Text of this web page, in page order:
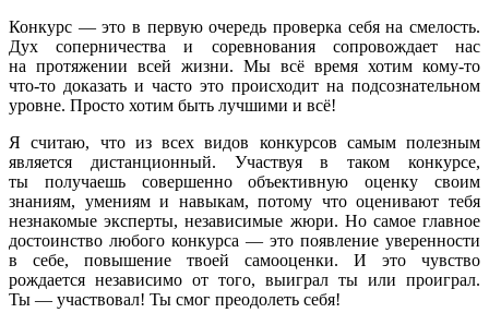
Конкурс — это в первуюочередь проверка себяна смелость.
Дух соперничества
и соревнованиясопровождает нас
на протяжении всей жизни. Мы всё время хотим кому-то
что-то доказать и часто это происходит на подсознательном
уровне. Просто хотим быть лучшими и всё!
Я считаю, что из всех видов конкурсов самым полезным
является дистанционный. Участвуяв таком конкурсе,
ты получаешьсовершенно объективную оценку своим
знаниям, умениями навыкам, потому что оценивают тебя
незнакомые эксперты, независимые жюри. Но самоеглавное
достоинство любого конкурса — это появление уверенности
в себе, повышение твоей самооценки. И это чувство
рождается независимо от того, выиграл ты или проиграл.
Ты — участвовал! Ты смог преодолеть себя!